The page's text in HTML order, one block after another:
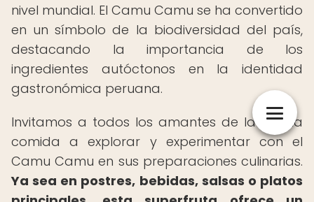
nivel mundial. El Camu Camu se ha convertido
en un símbolo de la biodiversidad del país,
destacando la importancia de los
ingredientes autóctonos en la identidad
gastronómica peruana.
Invitamos a todos los amantes de la buena
comida a explorar y experimentar con el
Camu Camu en sus preparaciones culinarias.
Ya sea en postres, bebidas, salsas o platos